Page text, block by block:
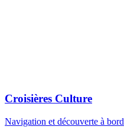
Croisières Culture
Navigation et découverte à bord